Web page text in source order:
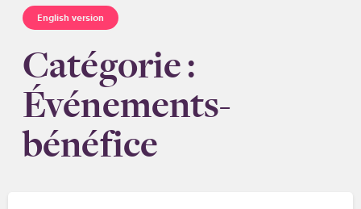
English version
Catégorie :
Événements-
bénéfice